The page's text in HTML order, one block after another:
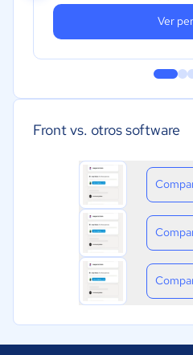
Ver
Front vs. otros software